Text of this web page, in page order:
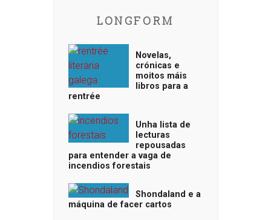
LONGFORM
Novelas,
crónicas e
moitos máis
libros para a
rentrée
Unha lista de
lecturas
repousadas
para entender a vaga de
incendios forestais
Shondaland e a
máquina de facer cartos